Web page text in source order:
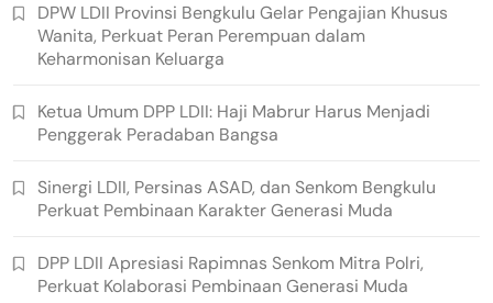
DPW LDII Provinsi Bengkulu Gelar Pengajian Khusus
Wanita, Perkuat Peran Perempuan dalam
Keharmonisan Keluarga
Ketua Umum DPP LDII: Haji Mabrur Harus Menjadi
Penggerak Peradaban Bangsa
Sinergi LDII, Persinas ASAD, dan Senkom Bengkulu
Perkuat Pembinaan Karakter Generasi Muda
DPP LDII Apresiasi Rapimnas Senkom Mitra Polri,
Perkuat Kolaborasi Pembinaan Generasi Muda